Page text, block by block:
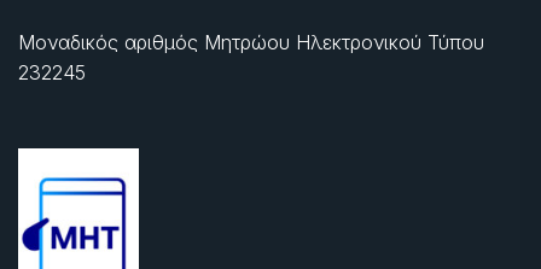
Μοναδικός αριθμός Μητρώου Ηλεκτρονικού Τύπου
232245